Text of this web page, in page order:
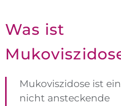
Was ist
Mukoviszidose ist
nicht ansteckende